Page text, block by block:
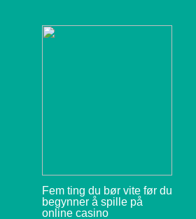
Fem ting du bør vite før du
begynner å spille på
online casino